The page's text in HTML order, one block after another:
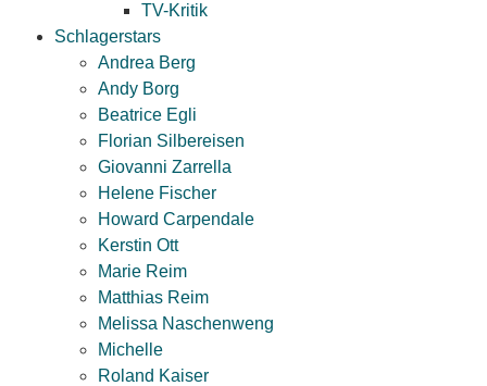
TV-Kritik
Schlagerstars
Andrea Berg
Andy Borg
Beatrice Egli
Florian Silbereisen
Giovanni Zarrella
Helene Fischer
Howard Carpendale
Kerstin Ott
Marie Reim
Matthias Reim
Melissa Naschenweng
Michelle
Roland Kaiser